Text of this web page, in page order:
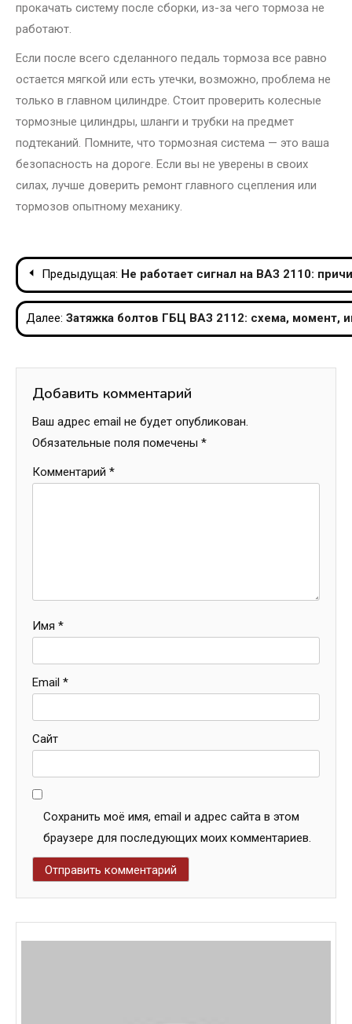
прокачать систему после сборки, из-за чего тормоза не
работают.
Если после всего сделанного педаль тормоза все равно
остается мягкой или есть утечки, возможно, проблема не
только в главном цилиндре. Стоит проверить колесные
тормозные цилиндры, шланги и трубки на предмет
подтеканий. Помните, что тормозная система — это ваша
безопасность на дороге. Если вы не уверены в своих
силах, лучше доверить ремонт главного сцепления или
тормозов опытному механику.
Навигация
по
записям
Предыдущая: Не работает сигнал на ВАЗ 2110:
Далее: Затяжка болтов ГБЦ ВАЗ 2112: схема, момент,
Добавить комментарий
Ваш адрес email не будет опубликован.
Обязательные поля помечены *
Комментарий *
Имя *
Email *
Сайт
Сохранить моё имя, email и адрес сайта в этом
браузере для последующих моих комментариев.